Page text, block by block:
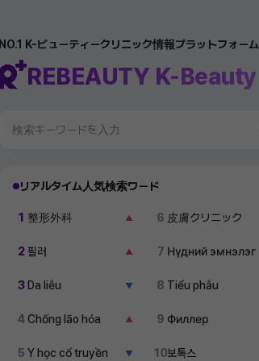
NO.1 K-ビューティークリニック情報プラットフォーム
REBEAUTY K-Beauty
リアルタイム人気検索ワード
1 整形外科 ▲
2 필러 ▲
3 Da liễu ▼
4Chống lão hóa ▲
5 Y học cổ truyền ▼
6 皮膚クリニック
7 Нүдний эмнэлэг
8 Tiểu phẫu
9 Филлер
10보톡스